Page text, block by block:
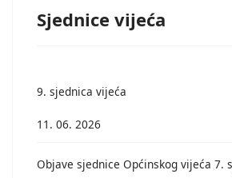
Sjednice vijeća
9. sjednica vijeća
11. 06. 2026
Objave sjednice Općinskog vijeća 7.